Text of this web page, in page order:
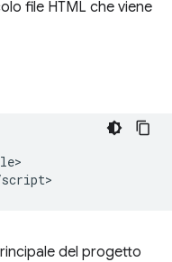
file HTML che viene
del progetto